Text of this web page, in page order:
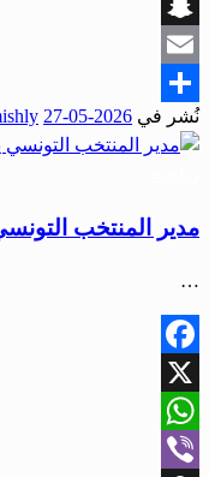
Viber
Snapchat
Email
Share
نُشر في 2026-05-27
مدير المنتخب
…
Facebook
X
WhatsApp